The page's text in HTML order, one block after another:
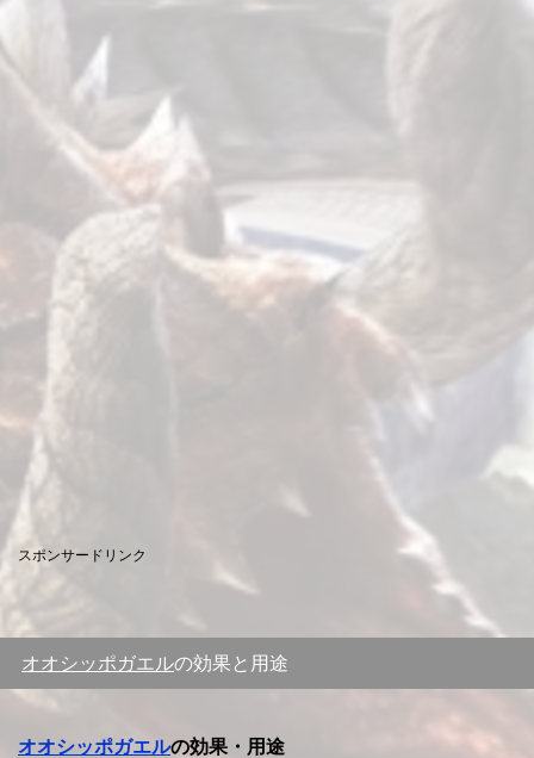
スポンサードリンク
オオシッポガエルの効果と用途
オオシッポガエルの効果・用途